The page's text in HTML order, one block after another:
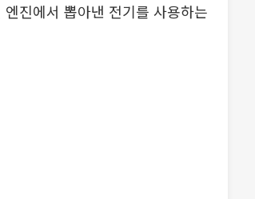
진에서 뽑아낸 전기를 사용하는